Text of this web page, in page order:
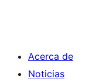
Acerca de
Noticias